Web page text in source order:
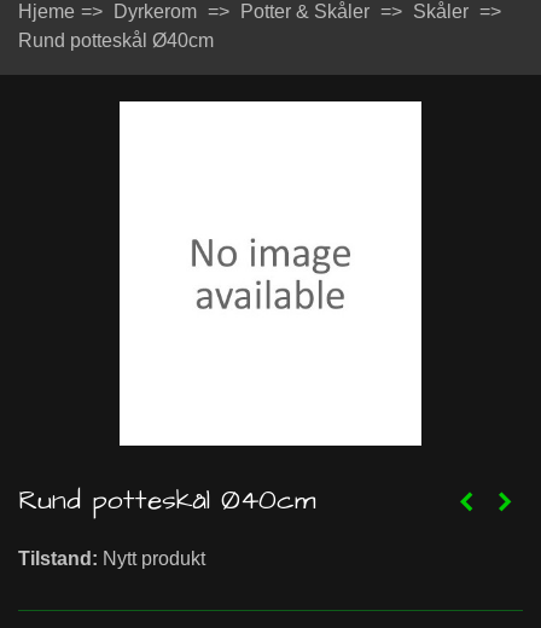
Hjeme => Dyrkerom => Potter & Skåler => Skåler =>
Rund potteskål Ø40cm
Rund potteskål Ø40cm
Tilstand: Nytt produkt